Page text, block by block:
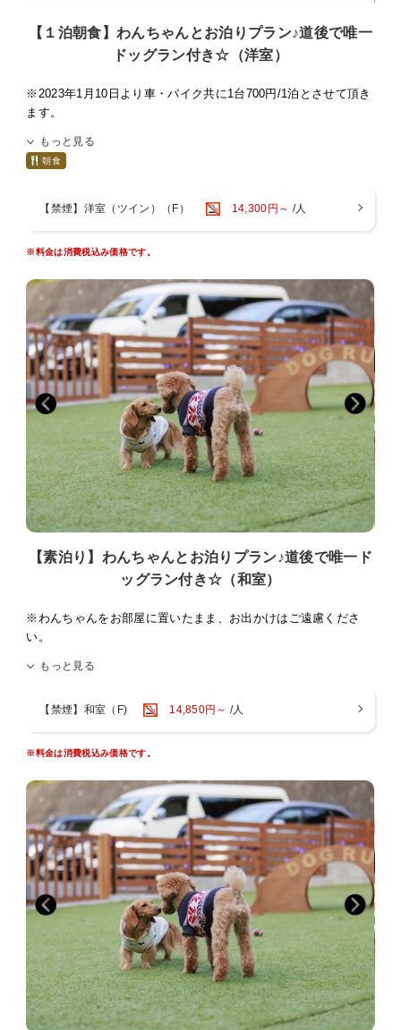
①宿泊同意書
②狂犬病予防注射済証のコピー
以上3枚を宿泊日の当日までにホテル宛て(089-931-3301)にFAX
していただくか、郵送をお願い致します。
ご了承下さい。
○ペット料金 １匹につき3，300円(税込)別途頂きます。
○わんちゃん用アメニティ
・トイレシート
・ウェットティッシュ
・粘着クリーナー
・食器
・足ふきタオル
○わんちゃん用無料貸し出し
・ペットカート４台(ご予約は出来ません。貸し出しは先着順に
なりますので予めご了承下さい。)
・オリジナルわんちゃん用浴衣
【ご朝食】
料理長厳選の食材を使用しました、和定食
〇7:00〜9:00(最終スタート8:30)
〇食堂にて召し上がっていただきます。
お食事会場にわんちゃんを連れてきていただけます。（ペットカ
一般のお客様もいらっしゃいますので、ご配慮をお願い致しま
す。
わんちゃんの無駄吠え、他のお客様への迷惑行為等がございまし
【１泊朝食】わんちゃんとお泊りプラン♪道後で唯一
ドッグラン付き☆（洋室）
※2023年1月10日より車・バイク共に1台700円/1泊とさせて頂き
ます。
わんちゃんも大事な家族の一員♪
道後で思い出を作りたいけど、いつも家や車の中でお留守番はか
せっかく旅行に行くなら一緒にお部屋で宿泊されたい方にペット
足洗い場、飲み水場、飼い主様には屋根のついたベンチもあります♪
願い致します。
■わんちゃんについて■
必ず「宿泊同意書」をお読み頂き、記載された滞在条件・注意事項に
同意していただます。
お客様のご自宅に宿泊同意書を送らせていただきますので、必要事項
をご記入の上
①宿泊同意書
②狂犬病予防注射済証のコピー
③ワクチン注射の接種証明書
以上3枚を宿泊日の当日までにホテル宛て(089-931-3301)にFAXして
いただくか、郵送をお願い致します。
当日お忘れになられた場合は、お泊めすることができませんのでご了
承下さい。
※宿泊同意書を送らせていただくご住所をお知らせ下さい。
○ペット料金1匹3，300円(税込)別途頂きます。
※宿泊可能なペットの頭数は1部屋あたり中型犬(15Kg以内)1匹までで
す。
○わんちゃん用アメニティ
・ウェットティッシュ
・食器
○わんちゃん用無料貸し出し
・ペットカート４台(ご予約は出来ません。貸し出しは先着順になりま
すので予めご了承下さい。)
・オリジナルわんちゃん用浴衣
【ご朝食】
料理長厳選の食材を使用しました、和定食
〇7:00〜9:00(最終スタート8:30)
〇食堂にて召し上がって頂きます。
〇お子様の料理は大人の方と同じ内容になります。
お食事会場にわんちゃんを連れてきていただけます。（ペットカート
に乗っていただきます。）
お食事会場には一般のお客様もいらっしゃいますので、ご配慮をお願
もっと見る
朝食
【禁煙】洋室（ツイン）（F） 14,300円～ /人
※料金は消費税込み価格です。
【素泊り】わんちゃんとお泊りプラン♪道後で唯一ド
ッグラン付き☆（和室）
※わんちゃんをお部屋に置いたまま、お出かけはご遠慮くださ
い。
を得ない場合は、フロントにお声掛けいただき、必ず１時間以内
※当日、ご希望されても夕食・朝食をお付けすることは出来ませんの
※わんちゃんが館内をご移動される際は、抱っこ、キャリー(バッ
グ)、ペットカートでのご移動をお願い致します。
※当館はペット専用ホテルではございません。館内にはわんちゃんが
苦手なお客様もいらっしゃいますのでご配慮をお願い致します。
※お布団はチェックイン前に敷かせて頂いております。
ペットも大事な家族の一員♪
道後でわんちゃんと思い出を作りたいけど、いつも家や車の中でお留
守番はかわいそう…
せっかく旅行に行くなら一緒にお部屋で宿泊されたい方にペットプラ
ンをご用意いたしました☆
ご宿泊のお客様は無料でドッグランをご利用いただけます♪
もっと見る
【禁煙】和室（F) 14,850円～ /人
※料金は消費税込み価格です。